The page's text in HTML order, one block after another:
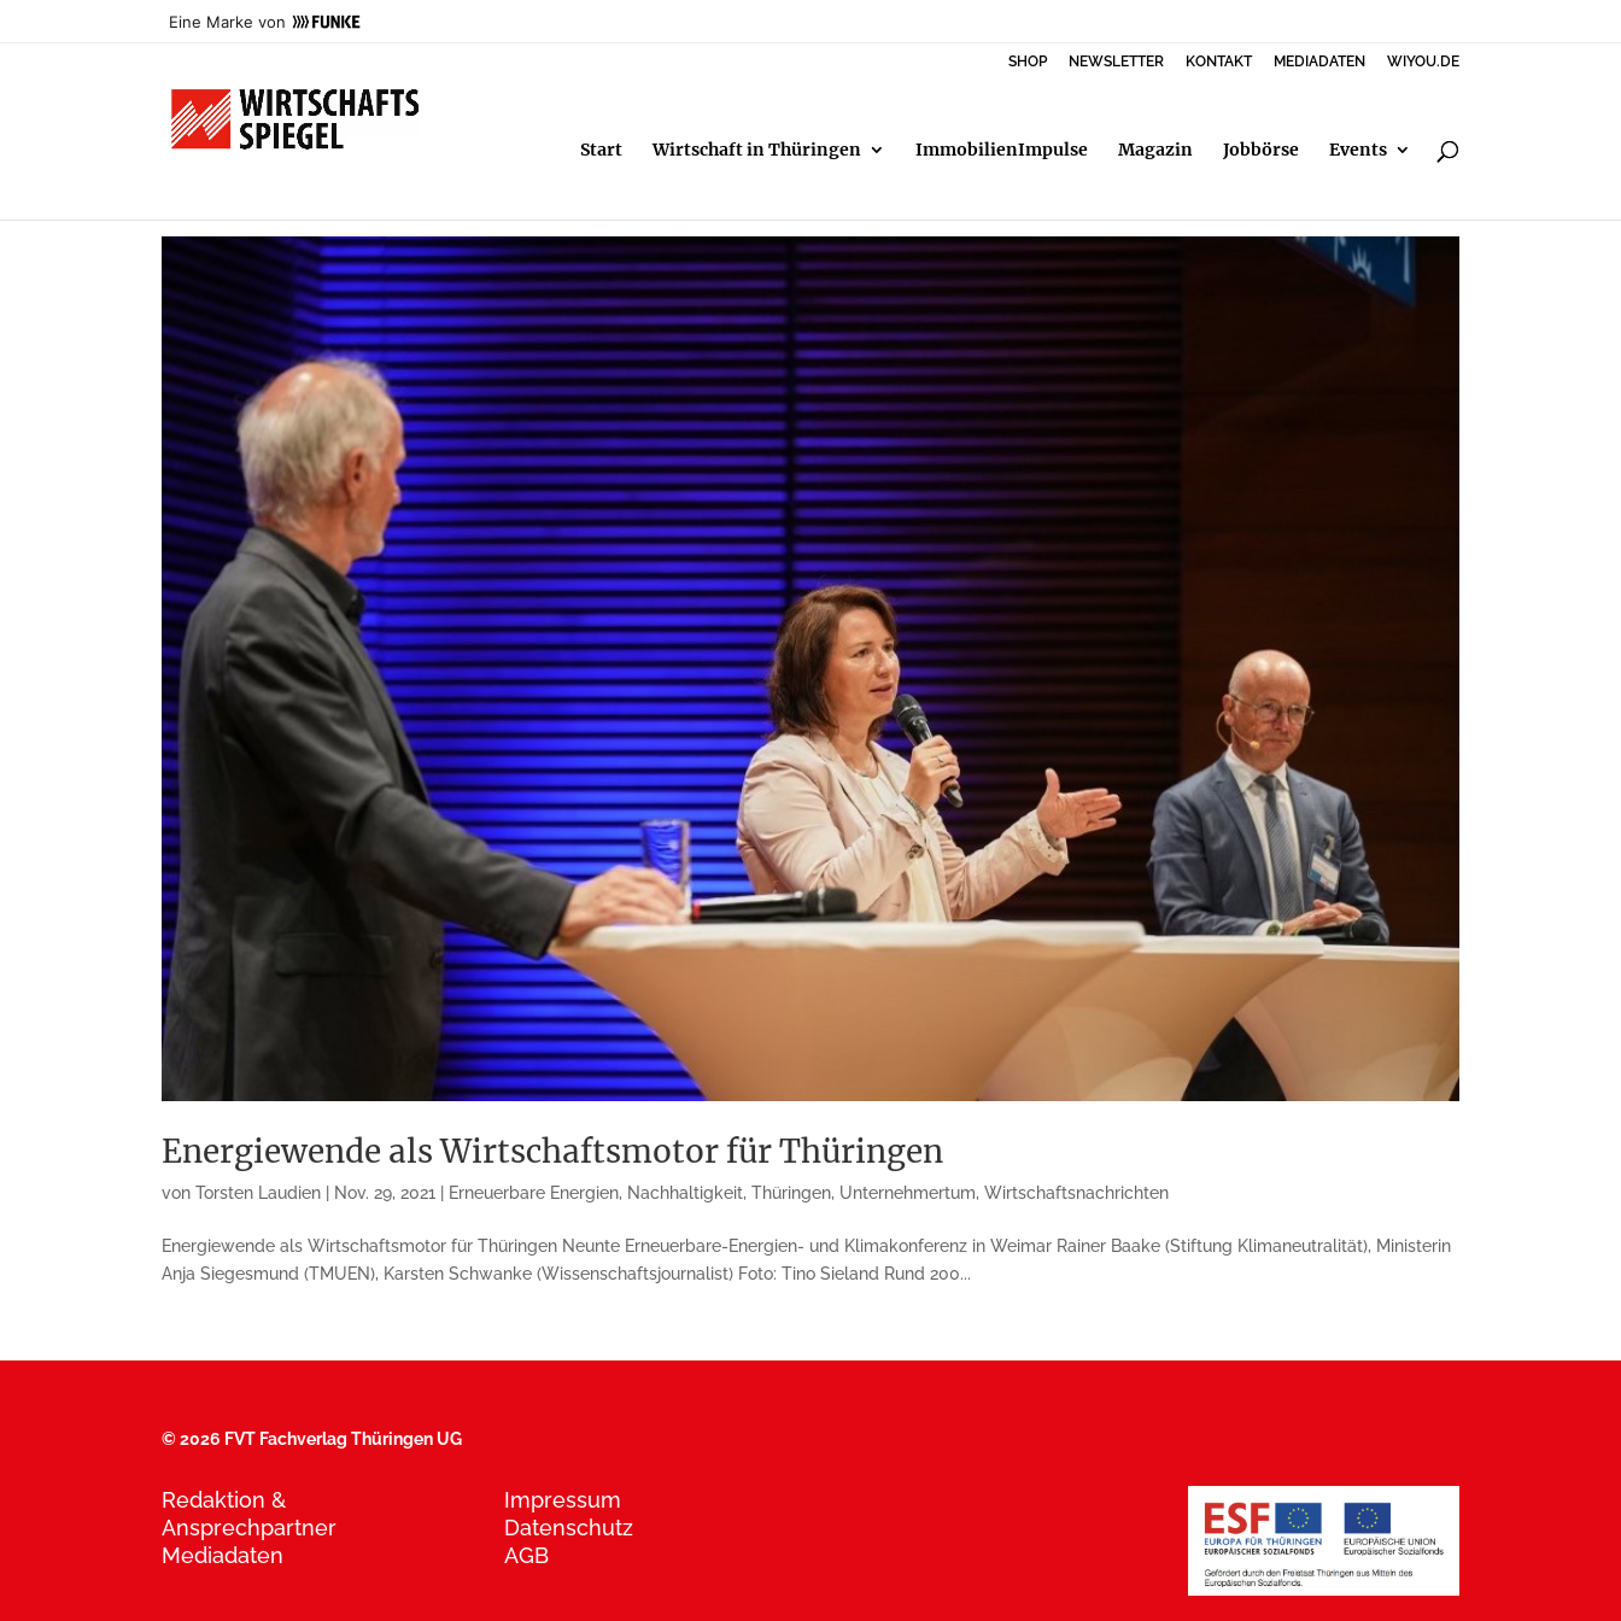
Eine Marke von
SHOP NEWSLETTER KONTAKT MEDIADATEN WIYOU.DE
Start Wirtschaft in Thüringen ImmobilienImpulse Magazin Jobbörse Events
Energiewende als Wirtschaftsmotor für Thüringen
vonTorsten Laudien Nov. 29, 2021 Erneuerbare Energien, Nachhaltigkeit,Thüringen, Unternehmertum,Wirtschaftsnachrichten
Energiewende als Wirtschaftsmotor für Thüringen Neunte Erneuerbare-Energien- und Klimakonferenz in Weimar Rainer Baake (Stiftung Klimaneutralität), Ministerin
Anja Siegesmund (TMUEN), Karsten Schwanke (Wissenschaftsjournalist) Foto: Tino Sieland Rund 200...
©2026 FVT Fachverlag Thüringen UG
Redaktion &
Ansprechpartner
Mediadaten
Impressum
Datenschutz
AGB